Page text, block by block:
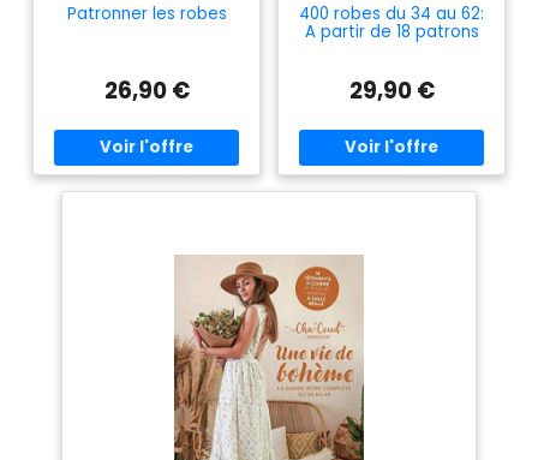
Patronner les robes
26,90 €
400 robes du 34 au 62:
A partir de 18 patrons
29,90 €